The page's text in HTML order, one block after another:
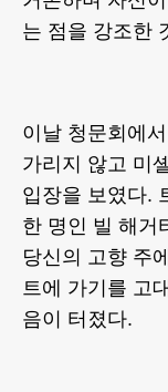
는 점을 강조한
이날 청문회에
가리지 않고 미
입장을 보였다.
한 명인 빌 해거
당신의 고향 주
트에 가기를 고
음이 터졌다.